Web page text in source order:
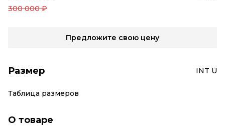
300 000 ₽
Предложите свою цену
Размер INT U
Таблица размеров
О товаре